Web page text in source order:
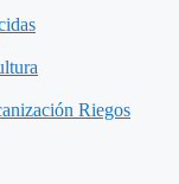
Riegos